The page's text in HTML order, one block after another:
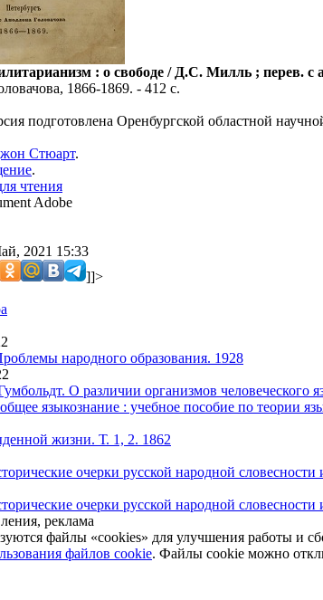
: о свободе / Д.С. Милль ; перев. с
1866-1869. - 412 с.
подготовлена Оренбургской областной
Стюарт.
.
чтения
Adobe
2021 15:33
]]>
народного образования. 1928
О различии организмов человеческого
языкознание : учебное пособие по теории
жизни. Т. 1, 2. 1862
очерки русской народной словесности
очерки русской народной словесности
реклама
файлы «cookies» для улучшения работы и
файлов cookie. Файлы cookie можно